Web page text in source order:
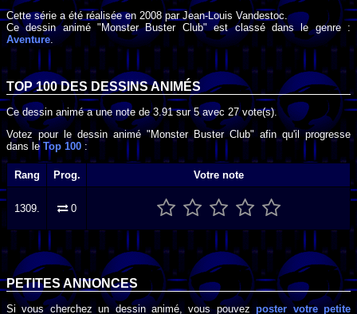
Cette série a été réalisée en 2008par Jean-Louis Vandestoc
Ce dessin animé "Monster Buster Club" est classé dans le genre :
Aventure.
TOP 100 DES DESSINS ANIMÉS
Ce dessin animé a une note de3.91sur5avec 27vote(s).
Votez pour le dessin animé "Monster Buster Club" afin qu'il progresse
dans le Top 100 :
Rang Prog. Votre note
1309. 0
PETITES ANNONCES
Si vous cherchez un dessin animé, vous pouvezposter votre petite